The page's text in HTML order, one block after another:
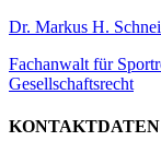
Dr. Markus H.
Fachanwalt für
Gesellschaftsrecht
KONTAKTDATEN